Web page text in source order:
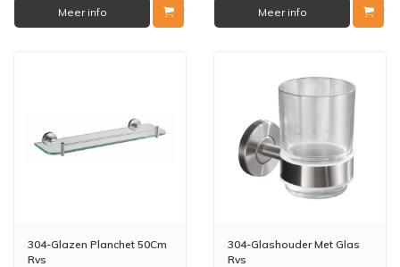
Meer info Meer info
304-Glazen Planchet 50Cm
Rvs
304-Glashouder Met Glas
Rvs